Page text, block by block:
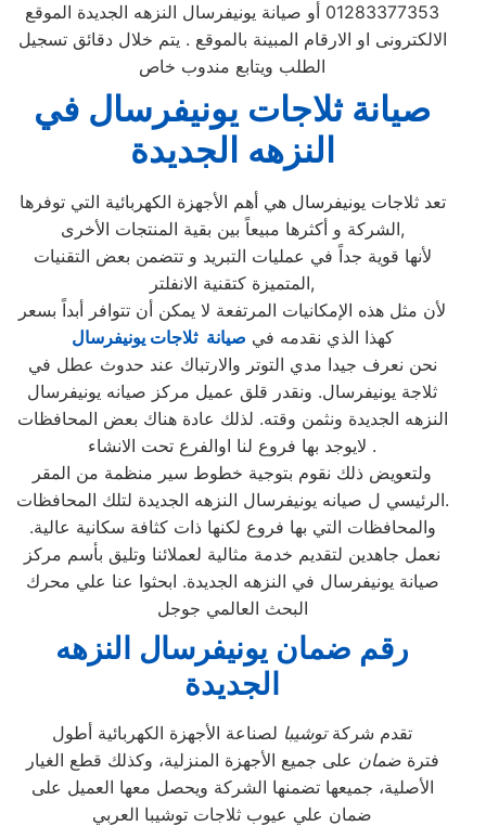
01283377353 أو صيانة يونيفرسال النزهه الجديدة الموقع
الالكترونى او الارقام المبينة بالموقع . يتم خلال دقائق تسجيل
الطلب ويتابع مندوب خاص
صيانة ثلاجات يونيفرسال في
النزهه الجديدة
تعد ثلاجات يونيفرسال هي أهم الأجهزة الكهربائية التي توفرها
الشركة و أكثرها مبيعاً بين بقية المنتجات الأخرى,
لأنها قوية جداً في عمليات التبريد و تتضمن بعض التقنيات
المتميزة كتقنية الانفلتر,
لأن مثل هذه الإمكانيات المرتفعة لا يمكن أن تتوافر أبداً بسعر
كهذا الذي نقدمه في صيانة ثلاجات يونيفرسال
نحن نعرف جيدا مدي التوتر والارتباك عند حدوث عطل في
ثلاجة يونيفرسال. ونقدر قلق عميل مركز صيانه يونيفرسال
النزهه الجديدة ونثمن وقته. لذلك عادة هناك بعض المحافظات
لايوجد بها فروع لنا اوالفرع تحت الانشاء .
ولتعويض ذلك نقوم بتوجية خطوط سير منظمة من المقر
الرئيسي ل صيانه يونيفرسال النزهه الجديدة لتلك المحافظات.
والمحافظات التي بها فروع لكنها ذات كثافة سكانية عالية.
نعمل جاهدين لتقديم خدمة مثالية لعملائنا وتليق بأسم مركز
صيانة يونيفرسال في النزهه الجديدة. ابحثوا عنا علي محرك
البحث العالمي جوجل
رقم ضمان يونيفرسال النزهه
الجديدة
تقدم شركةتوشيبا لصناعة الأجهزة الكهربائية أطول
فترةضمان على جميع الأجهزة المنزلية، وكذلك قطع الغيار
الأصلية، جميعها تضمنها الشركة ويحصل معها العميل على
ضمان علي عيوب ثلاجات توشيبا العربي